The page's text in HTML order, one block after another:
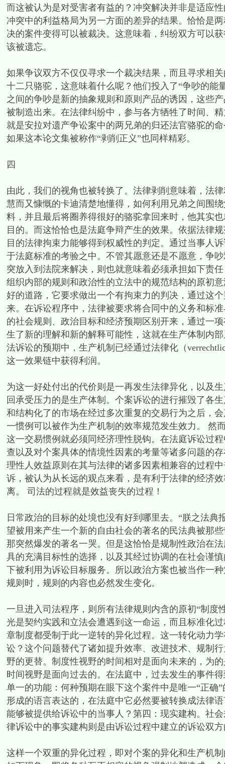
而这被认为是对受害者有益的？冲突解决并非是适应
冲突中的利益格局为另一方面的差异的结果。恰恰
决的案件变得可以被裁决。这意味着，纠纷双方可以
该被遗忘。
如果争议双方不仅仅寻求一个裁决结果，而且寻求相
十二只骆驼，这意味着什么呢？他们投入了“争吵的
之间的争吵是新的抽象规则和原则产品的诱因，这些
被制造出来。在法律纠纷中，参与各方牺牲了时间、
就是安拉对遗产争讼案中的两兄弟的归还法官骆驼的
如果这本论文集被称作“剥削正义”也同样精彩。
四
由此，我们的视角也被转换了。法律剥削意味着，法
慧而又慷慨的卡迪清楚地懂得，如何利用兄弟之间围
料，并且最后将圈养得很好的骆驼拿回来时，他其实
目的。而这恰恰也是法庭争辩产生的效果。依据法律
目的法律拘束力能够得到权威性的判定。通过当事人
于法庭标准的考验之中。不管其愿意还是不愿意，争
突放入到法院来解决，则也就意味着必须承担如下责
组织内部的规则和政治性的立法中的规范结构的原初
好的道路，它要求做出一个有拘束力的判决，通过这
来。在诉讼程序中，法律被要求将合同中的义务和标
的社会规则、政治目标和经济预期区别开来，通过一
生了新的理解和新的解释可能性，这就在生产体制内
法诉讼的预期中，生产机制已经通过法律化（
这一效果链中获得利润。
为这一好处付出的代价则是一再发生法律异化，以及
回承受压力的是生产体制。个案诉讼的进行摧毁了各
和结构化了的市场在经过多次重复的交易行为之后，
一惯例可以被作为生产机制的效率规范发生效力。 然
这一交易惯例就必须同经济理性脱钩。在法庭诉讼过
查以及对个案具体的情境性因素的考量等诸多问题的
理性人效益原则在其与法律的诸多因素相兼容的过程
诉，被认为从长远的观点来看，是有利于法律的经济
离。 司法的过程就是效益丧失的过程！
日常政治的目标的处境也没有好到哪里去。“朕之法典
望被用来产生一个新的自由社会的著名的民法典被那
那突然爆发的著名一哭。但是这恰恰是规制性政治在
具的充满目标性的选择，以及其经过协调的在社会谨
下被利用为诉讼目标服务。所以政治方案也被当作一
规则时，规则的内容也必然发生变化。
一旦进入司法程序，则所有法律规则内含的原初“制
光是契约实践和立法会遭遇到这一命运，而且标准化
章制度都受制于此一逆转的异化过程。这一转化动力
讼？这个问题替代了诸如提升效率、改进技术、规制
野的更替。制度性视野的时间相对是面向未来的，为
时间视野是面向过去的。在法庭中，过去发生的事件
单一的功能：何种预期在眼下这个案件中是唯一“正
形成的语言表达的，在法庭中它必然要被转换成法律
能够被提供给诉讼中的当事人？第四：现实建构。社
律诉讼中的事实建构则是由诉讼过程中建立的诉讼双
这样一个双重的异化过程，即对个案的异化和生产机